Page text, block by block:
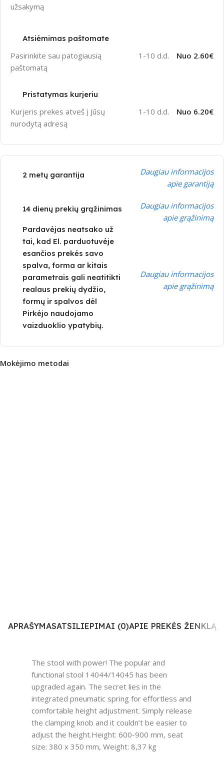
užsakymą
Atsiėmimas paštomate
Pasirinkite sau patogiausią
paštomatą
1-10 d.d. Nuo 2.60€
Pristatymas kurjeriu
Kurjeris prekes atveš į Jūsų
nurodytą adresą
1-10 d.d. Nuo 6.20€
2 metų garantija
Daugiau informacijos
apie garantiją
14 dienų prekių grąžinimas
Daugiau informacijos
apie grąžinimą
Pardavėjas neatsako už
tai, kad El. parduotuvėje
esančios prekės savo
spalva, forma ar kitais
parametrais gali neatitikti
realaus prekių dydžio,
formų ir spalvos dėl
Pirkėjo naudojamo
vaizduoklio ypatybių.
Daugiau informacijos
apie grąžinimą
Mokėjimo metodai
APRAŠYMASATSILIEPIMAI (0)APIE PREKĖS ŽENKLĄ
The stool with power! The popular and
functional stool 14044/14045 has been
upgraded again. The secret lies in the
integrated pneumatic spring for effortless and
comfortable height adjustment. Simply release
the clamping knob and it couldn’t be easier to
adjust the height.Height: 600-900 mm, seat
size: 380 x 350 mm, Weight: 8,37 kg